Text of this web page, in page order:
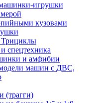
игрушки
кузовами
спецтехника
и амфибии
машин с ДВС,
(трагги)